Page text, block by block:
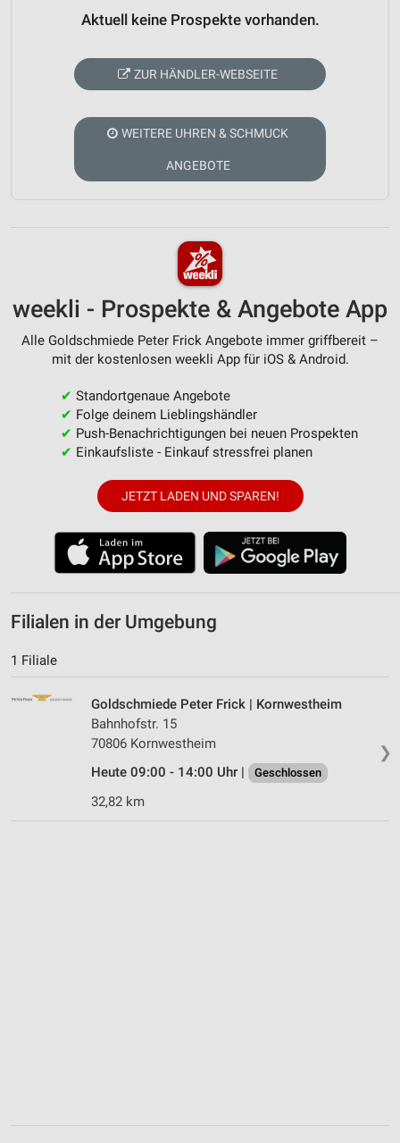
Aktuell keine Prospekte vorhanden.
ZUR HÄNDLER-WEBSEITE
WEITERE UHREN & SCHMUCK
ANGEBOTE
weekli - Prospekte & Angebote App
Alle Goldschmiede Peter Frick Angebote immer griffbereit –
mit der kostenlosen weekli App für iOS & Android.
✔ Standortgenaue Angebote
✔ Folge deinem Lieblingshändler
✔ Push-Benachrichtigungen bei neuen Prospekten
✔ Einkaufsliste - Einkauf stressfrei planen
JETZT LADEN UND SPAREN!
Filialen in der Umgebung
1 Filiale
❯
Goldschmiede Peter Frick | Kornwestheim
Bahnhofstr. 15
70806 Kornwestheim
Heute 09:00 - 14:00 Uhr |
Geschlossen
32,82 km